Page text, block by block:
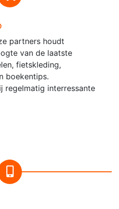
partners houdt
van de laatste
fietskleding,
boekentips.
regelmatig interressante